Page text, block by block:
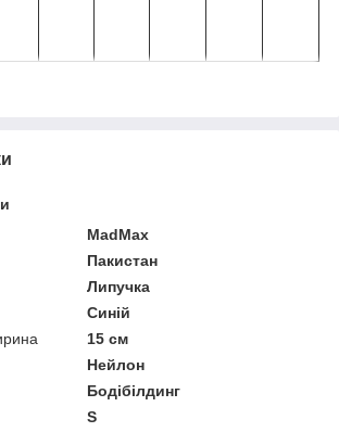
MadMax
Пакистан
Липучка
Синій
15 см
Нейлон
Бодібілдинг
S